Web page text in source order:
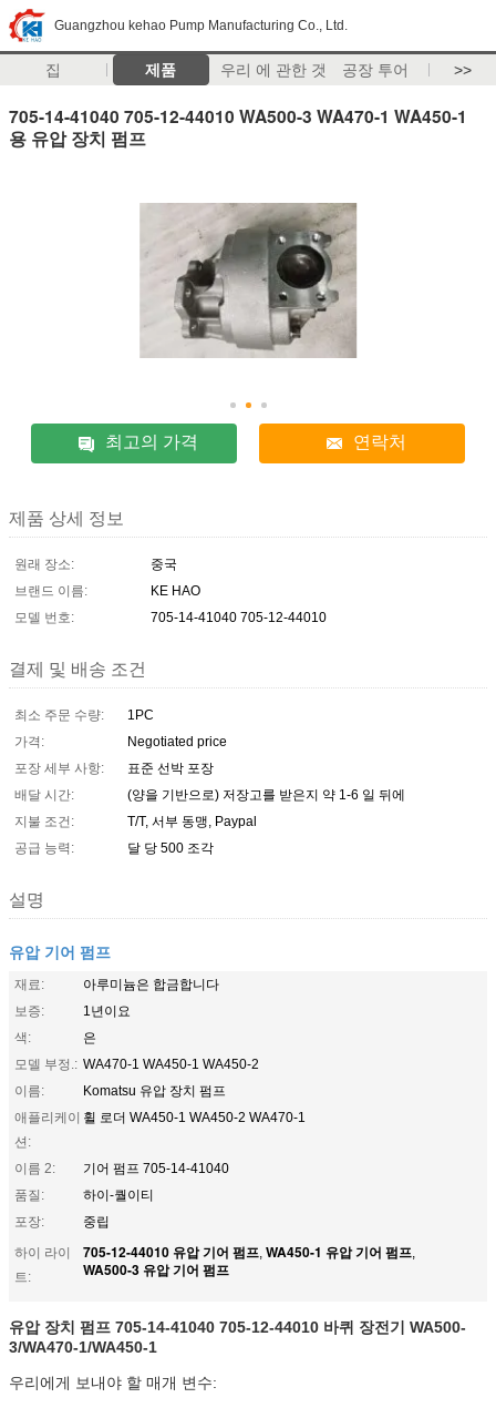
Guangzhou kehao Pump Manufacturing Co., Ltd.
집 제품 우리 에 관한 것 공장 투어 >>
705-14-41040 705-12-44010 WA500-3 WA470-1 WA450-1
용 유압 장치 펌프
최고의 가격 연락처
제품 상세 정보
원래 장소:
중국
브랜드 이름:
KE HAO
모델 번호:
705-14-41040 705-12-44010
결제 및 배송 조건
최소 주문 수량:
1PC
가격:
Negotiated price
포장 세부 사항:
표준 선박 포장
배달 시간:
(양을 기반으로) 저장고를 받은지 약 1-6 일 뒤에
지불 조건:
T/T, 서부 동맹, Paypal
공급 능력:
달 당 500 조각
설명
유압 기어 펌프
재료:
아루미늄은 합금합니다
보증:
1년이요
색:
은
모델 부정.: WA470-1 WA450-1 WA450-2
이름:
Komatsu 유압 장치 펌프
애플리케이
션:
휠 로더 WA450-1 WA450-2 WA470-1
이름 2:
기어 펌프 705-14-41040
품질:
하이-퀄이티
포장:
중립
하이 라이
트:
705-12-44010 유압 기어 펌프, WA450-1 유압 기어 펌프,
WA500-3 유압 기어 펌프
유압 장치 펌프 705-14-41040 705-12-44010 바퀴 장전기 WA500-
3/WA470-1/WA450-1
우리에게 보내야 할 매개 변수: